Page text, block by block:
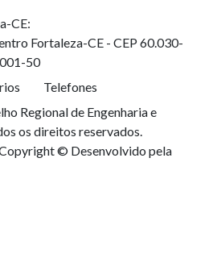
CE:
Fortaleza-CE - CEP 60.030-
50
Telefones
Regional de Engenharia e
os direitos reservados.
© Desenvolvido pela